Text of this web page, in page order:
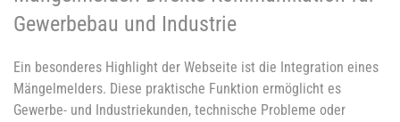
Gewerbebau und Industrie
Ein besonderes Highlight der Webseite ist die Integration eines
Mängelmelders. Diese praktische Funktion ermöglicht es
Gewerbe- und Industriekunden, technische Probleme oder